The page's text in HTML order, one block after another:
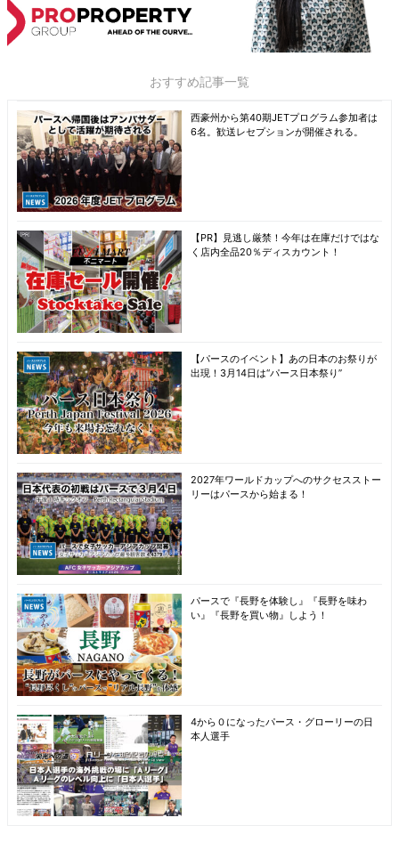
おすすめ記事一覧
西豪州から第40期JETプログラム参加者は
6名。歓送レセプションが開催される。
【PR】見逃し厳禁！今年は在庫だけではな
く店内全品20％ディスカウント！
【パースのイベント】あの日本のお祭りが
出現！3月14日は“パース日本祭り”
2027年ワールドカップへのサクセスストー
リーはパースから始まる！
パースで『長野を体験し』『長野を味わ
い』『長野を買い物』しよう！
4から０になったパース・グローリーの日
本人選手